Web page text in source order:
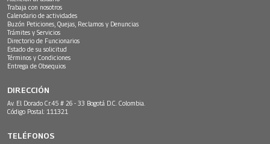
Trabaja con nosotros
Calendario de actividades
Buzón Peticiones, Quejas, Reclamos y Denuncias
Trámites y Servicios
Directorio de Funcionarios
Estado de su solicitud
Términos y Condiciones
Entrega de Obsequios
DIRECCIÓN
Av. El Dorado Cr.45 # 26 - 33 Bogotá D.C. Colombia.
Código Postal: 111321
TELÉFONOS